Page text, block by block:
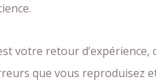
votre retour d’expérience,
que vous reproduisez